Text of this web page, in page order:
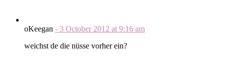
oKeegan - 3 October 2012 at 9:16 am
weichst de die nüsse vorher ein?